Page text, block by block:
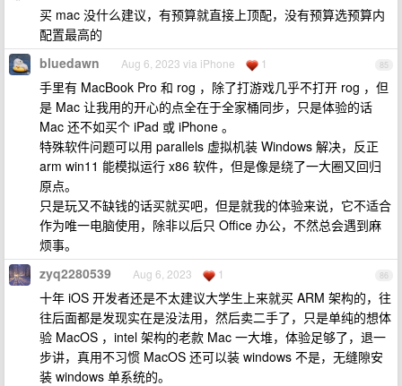
买 mac 没什么建议，有预算就直接上顶配，没有预算选预算内
配置最高的
85
bluedawn Aug 6, 2023 via iPhone 1
手里有 MacBook Pro 和 rog ，除了打游戏几乎不打开 rog ，但
是 Mac 让我用的开心的点全在于全家桶同步，只是体验的话
Mac 还不如买个 iPad 或 iPhone 。
特殊软件问题可以用 parallels 虚拟机装 Windows 解决，反正
arm win11 能模拟运行 x86 软件，但是像是绕了一大圈又回归
原点。
只是玩又不缺钱的话买就买吧，但是就我的体验来说，它不适合
作为唯一电脑使用，除非以后只 Office 办公，不然总会遇到麻
烦事。
86
zyq2280539 Aug 6, 2023 1
十年 iOS 开发者还是不太建议大学生上来就买 ARM 架构的，往
往后面都是发现实在是没法用，然后卖二手了，只是单纯的想体
验 MacOS ，intel 架构的老款 Mac 一大堆，体验足够了，退一
步讲，真用不习惯 MacOS 还可以装 windows 不是，无缝隙安
装 windows 单系统的。